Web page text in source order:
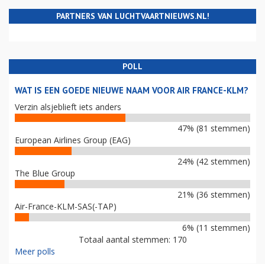
PARTNERS VAN LUCHTVAARTNIEUWS.NL!
POLL
WAT IS EEN GOEDE NIEUWE NAAM VOOR AIR FRANCE-KLM?
Verzin alsjeblieft iets anders
47% (81 stemmen)
European Airlines Group (EAG)
24% (42 stemmen)
The Blue Group
21% (36 stemmen)
Air-France-KLM-SAS(-TAP)
6% (11 stemmen)
Totaal aantal stemmen: 170
Meer polls